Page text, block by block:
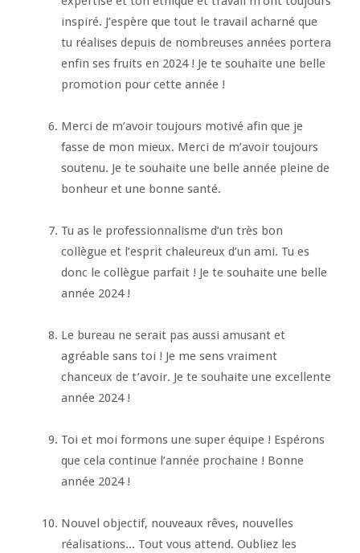
inspiré. J’espère que tout le travail acharné que
tu réalises depuis de nombreuses années portera
enfin ses fruits en 2024 ! Je te souhaite une belle
promotion pour cette année !
Merci de m’avoir toujours motivé afin que je
fasse de mon mieux. Merci de m’avoir toujours
soutenu. Je te souhaite une belle année pleine de
bonheur et une bonne santé.
Tu as le professionnalisme d’un très bon
collègue et l’esprit chaleureux d’un ami. Tu es
donc le collègue parfait ! Je te souhaite une belle
année 2024 !
Le bureau ne serait pas aussi amusant et
agréable sans toi ! Je me sens vraiment
chanceux de t’avoir. Je te souhaite une excellente
année 2024 !
Toi et moi formons une super équipe ! Espérons
que cela continue l’année prochaine ! Bonne
année 2024 !
Nouvel objectif, nouveaux rêves, nouvelles
réalisations... Tout vous attend. Oubliez les